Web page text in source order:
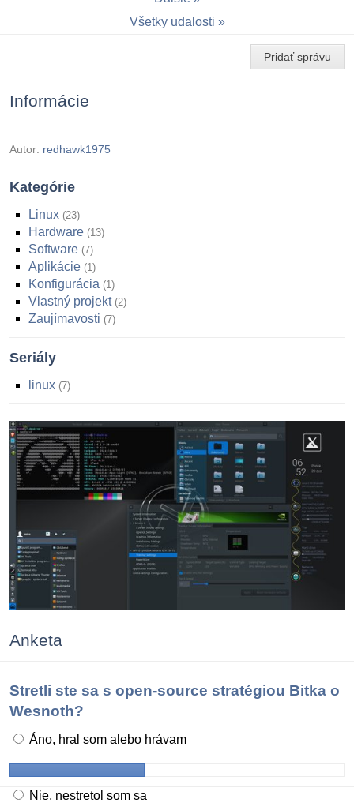
Všetky udalosti
Pridať správu
Informácie
Autor: redhawk1975
Kategórie
Linux 23
Hardware 13
Software 7
Aplikácie 1
Konfigurácia 1
Vlastný projekt 2
Zaujímavosti 7
Seriály
linux 7
Anketa
Stretli ste sa s open-source stratégiou Bitka o
Wesnoth?
Áno, hral som alebo hrávam
Nie, nestretol som sa